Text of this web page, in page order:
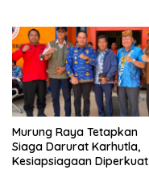
Murung Raya Tetapkan
Siaga Darurat Karhutla,
Kesiapsiagaan Diperkuat